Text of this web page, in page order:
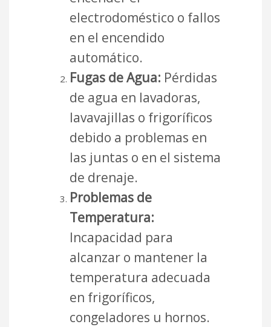
electrodoméstico o fallos
en el encendido
automático.
Fugas de Agua: Pérdidas
de agua en lavadoras,
lavavajillas o frigoríficos
debido a problemas en
las juntas o en el sistema
de drenaje.
Problemas de
Temperatura:
Incapacidad para
alcanzar o mantener la
temperatura adecuada
en frigoríficos,
congeladores u hornos.